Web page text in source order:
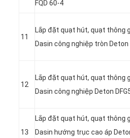
FQD 60-4
11
Lắp đặt quạt hút, quạt thông
Dasin công nghiệp tròn Deton
12
Lắp đặt quạt hút, quạt thông
Dasin công nghiệp Deton
13
Lắp đặt quạt hút, quạt thông
Dasin hướng trục cao áp